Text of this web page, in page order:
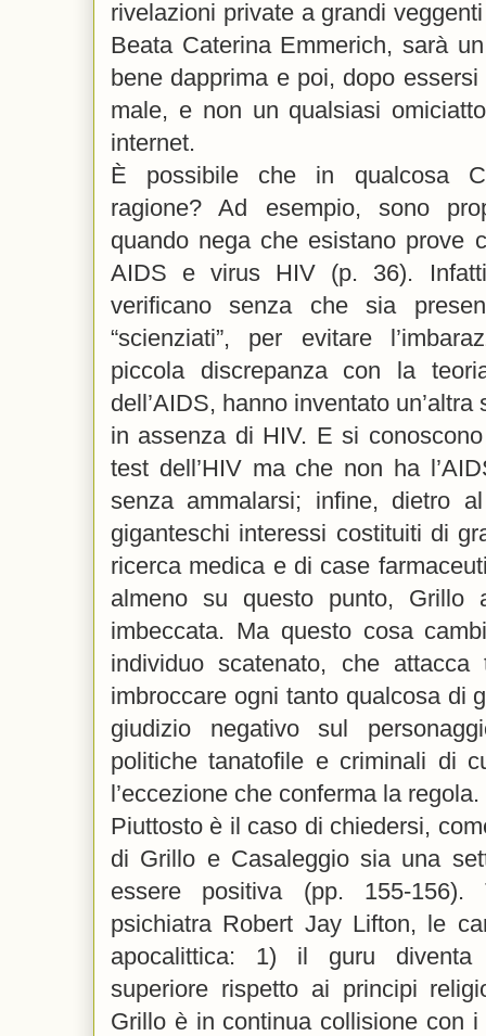
rivelazioni private a grandi
Beata Caterina Emmerich, sarà
bene dapprima e poi, dopo
male, e non un qualsiasi
internet.
È possibile che in qualcosa
ragione? Ad esempio, sono
quando nega che esistano prove
AIDS e virus HIV (p. 36).
verificano senza che sia
“scienziati”, per evitare
piccola discrepanza con la
dell’AIDS, hanno inventato
in assenza di HIV. E si
test dell’HIV ma che non ha
senza ammalarsi; infine, dietro
giganteschi interessi costituiti di
ricerca medica e di case
almeno su questo punto, Grillo
imbeccata. Ma questo cosa
individuo scatenato, che
imbroccare ogni tanto qualcosa di
giudizio negativo sul
politiche tanatofile e criminali di
l’eccezione che conferma la regola.
Piuttosto è il caso di chiedersi,
di Grillo e Casaleggio sia una
essere positiva (pp. 155-
psichiatra Robert Jay Lifton, le
apocalittica: 1) il guru diventa
superiore rispetto ai principi
Grillo è in continua collisione con